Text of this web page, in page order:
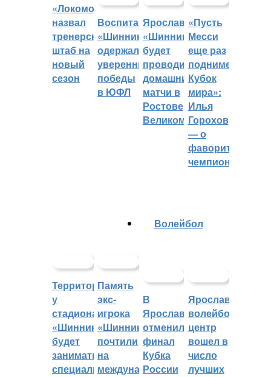
«Локомотив»
назвал
тренерский
штаб на
новый
сезон
Воспитанники
«Шинника»
одержали
уверенные
победы
в ЮФЛ
Ярославский
«Шинник»
будет
проводить
домашние
матчи в
Ростове
Великом
«Пусть
Месси
еще раз
поднимет
Кубок
мира»:
Илья
Горохов
— о
фаворитах
чемпионата
Территорией
у
стадиона
«Шинник»
будет
заниматься
специальное
Память
экс-
игрока
«Шинника»
почтили
на
международном
Волейбол
В
Ярославле
отменили
финал
Кубка
России
Ярославский
волейбольный
центр
вошел в
число
лучших